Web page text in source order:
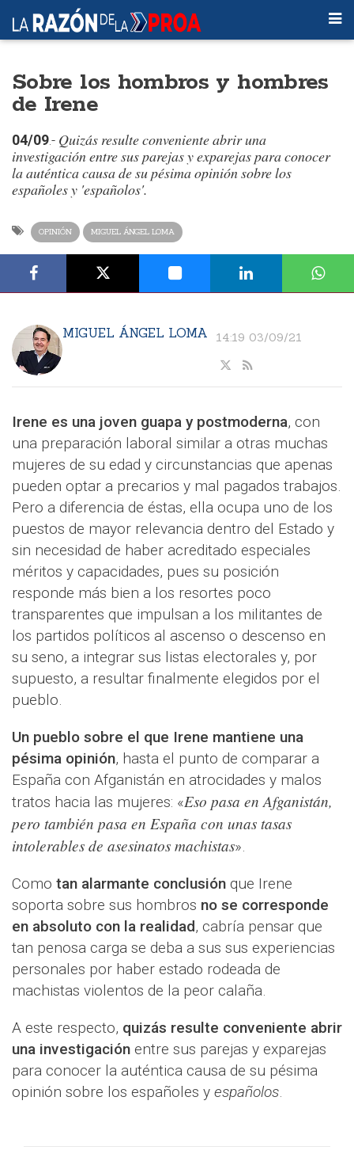
Sobre los hombros y hombres
de Irene
04/09.- Quizás resulte conveniente abrir una
investigación entre sus parejas y exparejas para conocer
la auténtica causa de su pésima opinión sobre los
españoles y 'españolos'.
OPINIÓN MIGUEL ÁNGEL LOMA
MIGUEL ÁNGEL LOMA 14:19 03/09/21
Irene es una joven guapa y postmoderna, con
una preparación laboral similar a otras muchas
mujeres de su edad y circunstancias que apenas
pueden optar a precarios y mal pagados trabajos.
Pero a diferencia de éstas, ella ocupa uno de los
puestos de mayor relevancia dentro del Estado y
sin necesidad de haber acreditado especiales
méritos y capacidades, pues su posición
responde más bien a los resortes poco
transparentes que impulsan a los militantes de
los partidos políticos al ascenso o descenso en
su seno, a integrar sus listas electorales y, por
supuesto, a resultar finalmente elegidos por el
pueblo.
Un pueblo sobre el que Irene mantiene una
pésima opinión, hasta el punto de comparar a
España con Afganistán en atrocidades y malos
tratos hacia las mujeres: «Eso pasa en Afganistán,
pero también pasa en España con unas tasas
intolerables de asesinatos machistas».
Como tan alarmante conclusión que Irene
soporta sobre sus hombros no se corresponde
en absoluto con la realidad, cabría pensar que
tan penosa carga se deba a sus sus experiencias
personales por haber estado rodeada de
machistas violentos de la peor calaña.
A este respecto, quizás resulte conveniente abrir
una investigación entre sus parejas y exparejas
para conocer la auténtica causa de su pésima
opinión sobre los españoles y españolos.